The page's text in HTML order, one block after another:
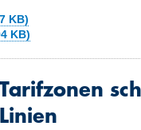
KB)
KB)
Tarifzonen
Linien